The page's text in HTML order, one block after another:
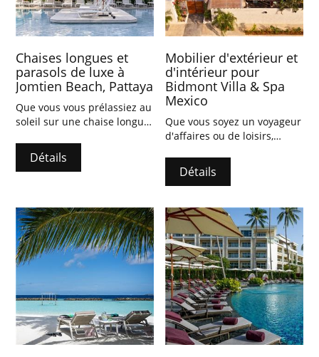
Chaises longues et
parasols de luxe à
Jomtien Beach, Pattaya
Que vous vous prélassiez au
soleil sur une chaise longue
ou que vous vous
immergeiez dans notre salle
détendre complètement
votre corps et votre esprit.
Détails
Mobilier d'extérieur et
d'intérieur pour
Bidmont Villa & Spa
Mexico
Que vous soyez un voyageur
d'affaires ou de loisirs,
rendre votre voyage à Playa
Carrizalillo encore plus
Détails